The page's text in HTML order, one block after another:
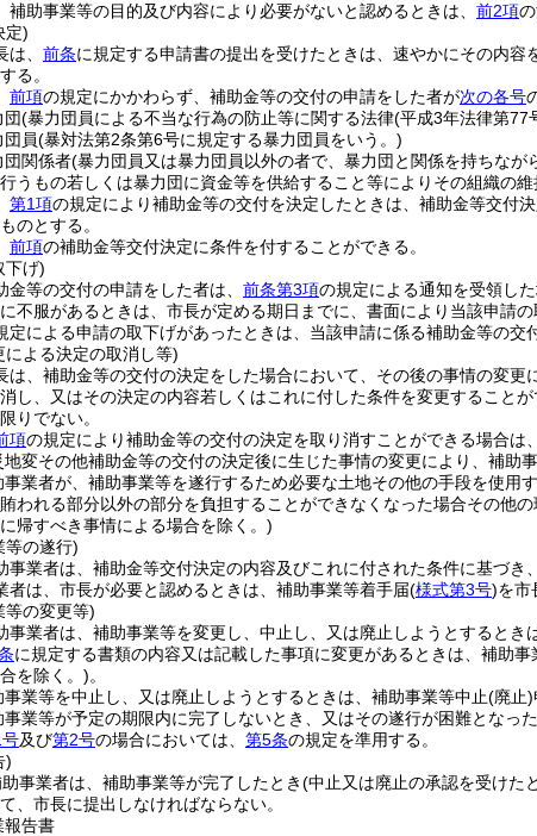
補助事業等の目的及び内容により必要がないと認めるときは、 前2項
定)
は、 前条に規定する申請書の提出を受けたときは、速やかにその内
る。
前項の規定にかかわらず、補助金等の交付の申請をした者が次の各号
団(暴力団員による不当な行為の防止等に関する法律(平成3年法律第77
団員(暴対法第2条第6号に規定する暴力団員をいう。)
団関係者(暴力団員又は暴力団員以外の者で、暴力団と関係を持ちな
うもの若しくは暴力団に資金等を供給すること等によりその組織の
第1項の規定により補助金等の交付を決定したときは、補助金等交付
のとする。
前項の補助金等交付決定に条件を付することができる。
下げ)
金等の交付の申請をした者は、 前条第3項の規定による通知を受領し
不服があるときは、市長が定める期日までに、書面により当該申請の
定による申請の取下げがあったときは、当該申請に係る補助金等の交
による決定の取消し等)
は、補助金等の交付の決定をした場合において、その後の事情の変
し、又はその決定の内容若しくはこれに付した条件を変更することが
りでない。
項の規定により補助金等の交付の決定を取り消すことができる場合は
地変その他補助金等の交付の決定後に生じた事情の変更により、補助
事業者が、補助事業等を遂行するため必要な土地その他の手段を使用
われる部分以外の部分を負担することができなくなった場合その他
帰すべき事情による場合を除く。)
等の遂行)
事業者は、補助金等交付決定の内容及びこれに付された条件に基づき
者は、市長が必要と認めるときは、補助事業等着手届(様式第3号)を市
等の変更等)
事業者は、補助事業等を変更し、中止し、又は廃止しようとするとき
に規定する書類の内容又は記載した事項に変更があるときは、補助事
を除く。)。
事業等を中止し、又は廃止しようとするときは、補助事業等中止(廃止)
事業等が予定の期限内に完了しないとき、又はその遂行が困難となっ
及び第2号の場合においては、 第5条の規定を準用する。
)
事業者は、補助事業等が完了したとき(中止又は廃止の承認を受けた
、市長に提出しなければならない。
報告書